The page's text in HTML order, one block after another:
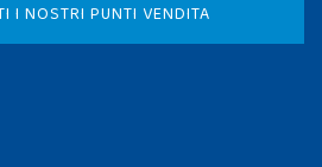
I NOSTRI PUNTI VENDITA